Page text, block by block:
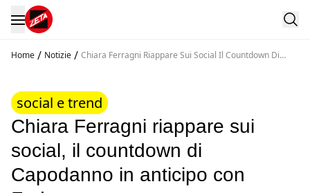
Home / Notizie / Chiara Ferragni Riappare Sui Social Il Countdown Di
social e trend
Chiara Ferragni riappare sui
social, il countdown di
Capodanno in anticipo con